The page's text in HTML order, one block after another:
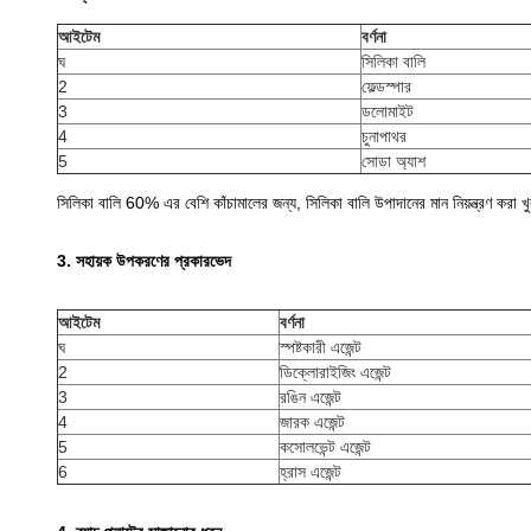
আইটেম
বর্ণনা
ঘ
সিলিকা বালি
2
ফেল্ডস্পার
3
ডলোমাইট
4
চুনাপাথর
5
সোডা অ্যাশ
সিলিকা বালি 60% এর বেশি কাঁচামালের জন্য, সিলিকা বালি উপাদানের মান নিয়ন্ত্রণ
3. সহায়ক উপকরণের প্রকারভেদ
আইটেম
বর্ণনা
ঘ
স্পষ্টকারী এজেন্ট
2
ডিক্লোরাইজিং এজেন্ট
3
রঙিন এজেন্ট
4
জারক এজেন্ট
5
কসোলভেন্ট এজেন্ট
6
হ্রাস এজেন্ট